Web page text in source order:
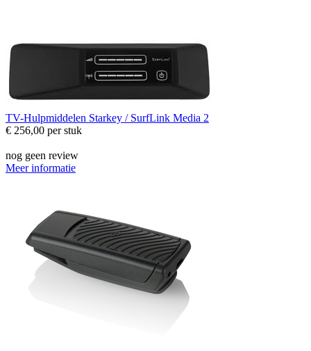
TV-Hulpmiddelen Starkey / SurfLink Media 2
€ 256,00 per stuk
nog geen review
Meer informatie